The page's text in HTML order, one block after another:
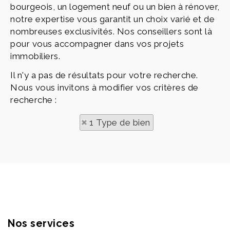
bourgeois, un logement neuf ou un bien à rénover,
notre expertise vous garantit un choix varié et de
nombreuses exclusivités. Nos conseillers sont là
pour vous accompagner dans vos projets
immobiliers.
Il n'y a pas de résultats pour votre recherche.
Nous vous invitons à modifier vos critères de
recherche :
1 Type de bien
Nos services